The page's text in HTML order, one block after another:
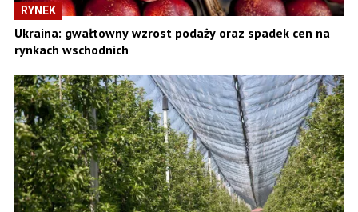
RYNEK
Ukraina: gwałtowny wzrost podaży oraz spadek cen na
rynkach wschodnich